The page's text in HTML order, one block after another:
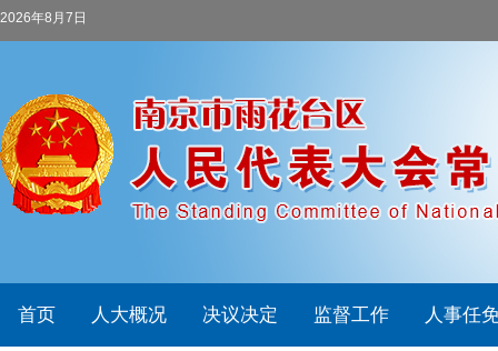
2026年8月7日
首页 人大概况 决议决定 监督工作 人事任